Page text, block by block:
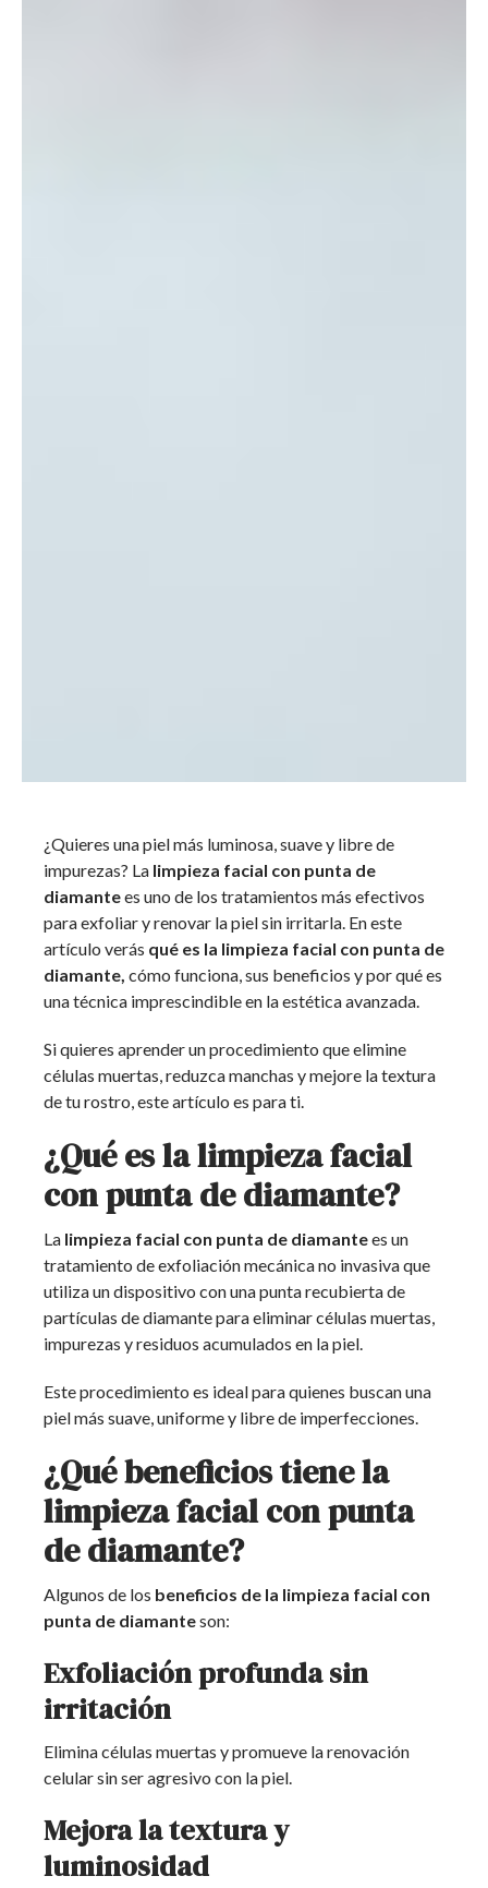
¿Quieres una piel más luminosa, suave y libre de
impurezas? La limpieza facial con punta de
diamantees uno de los tratamientos más efectivos
para exfoliar y renovar la piel sin irritarla. En este
artículo verás qué es la limpieza facial con punta de
diamante, cómo funciona, sus beneficios y por qué es
una técnica imprescindible en la estética avanzada.
Si quieres aprender un procedimiento que elimine
células muertas, reduzca manchas y mejore la textura
de tu rostro, este artículo es para ti.
¿Qué es la limpieza facial
con punta de diamante?
La limpieza facial con punta de diamantees un
tratamiento de exfoliación mecánica no invasiva que
utiliza un dispositivo con una punta recubierta de
partículas de diamante para eliminar células muertas,
impurezas y residuos acumulados en la piel.
Este procedimiento es ideal para quienes buscan una
piel más suave, uniforme y libre de imperfecciones.
¿Qué beneficios tiene la
limpieza facial con punta
de diamante?
Algunos de los beneficios de la limpieza facial con
punta de diamanteson:
Exfoliación profunda sin
irritación
Elimina células muertas y promueve la renovación
celular sin ser agresivo con la piel.
Mejora la textura y
luminosidad